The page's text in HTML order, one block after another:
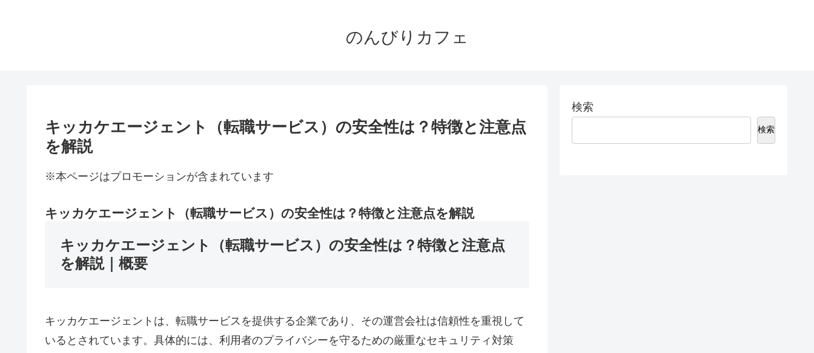
のんびりカフェ
キッカケエージェント（転職サービス）の安全性は？特徴と注意点
を解説
※本ページはプロモーションが含まれています
キッカケエージェント（転職サービス）の安全性は？特徴と注意点を解説
キッカケエージェント（転職サービス）の安全性は？特徴と注意点
を解説｜概要
キッカケエージェントは、転職サービスを提供する企業であり、その運営会社は信頼性を重視して
いるとされています。具体的には、利用者のプライバシーを守るための厳重なセキュリティ対策
検索
検索